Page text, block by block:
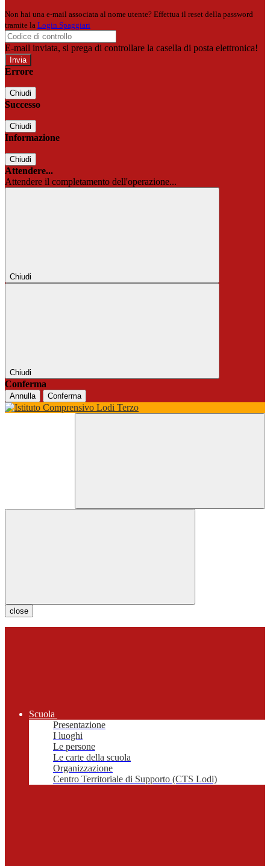
Non hai una e-mail associata al nome utente? Effettua il reset della password
tramite la Login Spaggiari
E-mail inviata, si prega di controllare la casella di posta elettronica!
Errore
Chiudi
Successo
Chiudi
Informazione
Chiudi
Attendere...
Attendere il completamento dell'operazione...
Chiudi
Chiudi
Conferma
Annulla Conferma
close
Scuola
Presentazione
I luoghi
Le persone
Le carte della scuola
Organizzazione
Centro Territoriale di Supporto (CTS Lodi)